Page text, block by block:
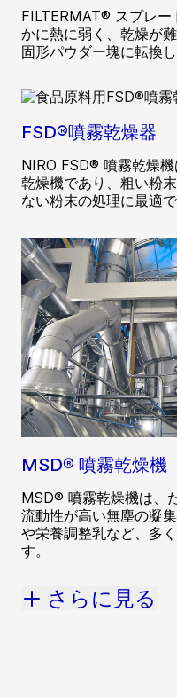
FILTERMAT® スプレー
かに熱に弱く、乾燥が
固形パウダー塊に転換し
FSD®噴霧乾燥器
NIRO FSD® 噴霧乾燥
乾燥機であり、粗い粉
ない粉末の処理に最適で
MSD® 噴霧乾燥機
MSD® 噴霧乾燥機は、
流動性が高い無塵の凝
や栄養調整乳など、多
す。
さらに見る